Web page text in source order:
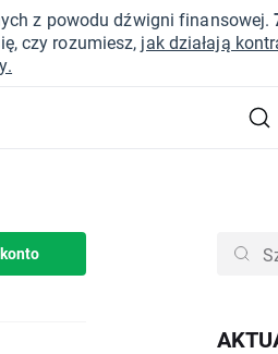
z powodu dźwigni finansowej.
czy rozumiesz, jak działają